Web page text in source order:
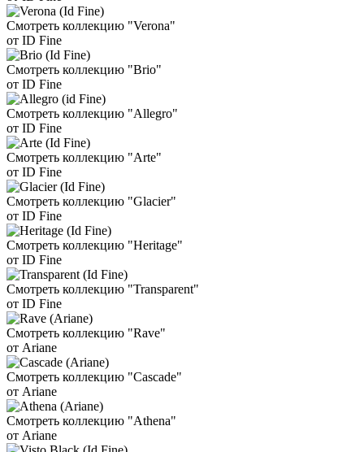
Смотреть коллекцию "Verona"
от ID Fine
Смотреть коллекцию "Brio"
от ID Fine
Смотреть коллекцию "Allegro"
от ID Fine
Смотреть коллекцию "Arte"
от ID Fine
Смотреть коллекцию "Glacier"
от ID Fine
Смотреть коллекцию "Heritage"
от ID Fine
Смотреть коллекцию "Transparent"
от ID Fine
Смотреть коллекцию "Rave"
от Ariane
Смотреть коллекцию "Cascade"
от Ariane
Смотреть коллекцию "Athena"
от Ariane